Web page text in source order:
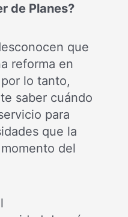
de Planes?
que
reforma en
lo tanto,
saber cuándo
para
que la
del